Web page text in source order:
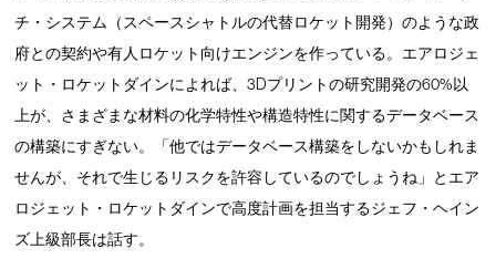
チ・システム（スペースシャトルの代替ロケット開発）のような政
府との契約や有人ロケット向けエンジンを作っている。エアロジェ
ット・ロケットダインによれば、3Dプリントの研究開発の60%以
上が、さまざまな材料の化学特性や構造特性に関するデータベース
の構築にすぎない。「他ではデータベース構築をしないかもしれま
せんが、それで生じるリスクを許容しているのでしょうね」とエア
ロジェット・ロケットダインで高度計画を担当するジェフ・ヘイン
ズ上級部長は話す。